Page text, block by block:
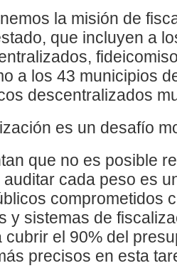
la misión de
que incluyen a
a los 43 municipios
descentralizados
es un desafío
que no es posible
cada peso es
comprometidos
y sistemas de
cubrir el 90% del
precisos en esta